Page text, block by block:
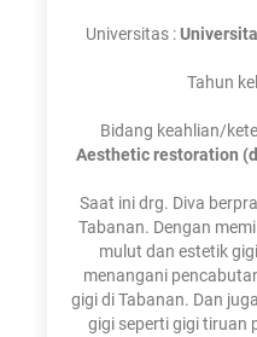
Universitas :
Tahun
Bidang keahlian/
Aesthetic restoration
Saat ini drg. Diva
Tabanan. Dengan
mulut dan estetik
menangani
gigi di Tabanan. Dan
gigi seperti gigi tiruan